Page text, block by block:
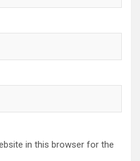
in this browser for the